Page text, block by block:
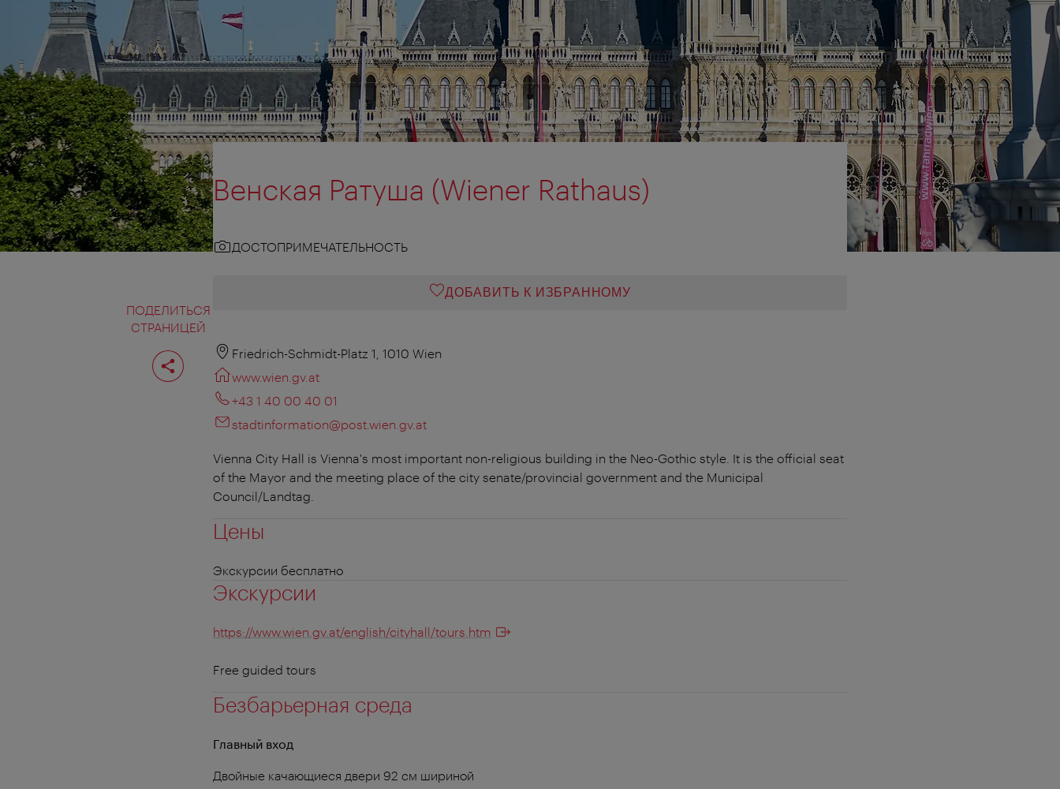
ПОДЕЛИТЬСЯ
СТРАНИЦЕЙ
Поделиться
страницей
Венская Ратуша (Wiener Rathaus)
ДОСТОПРИМЕЧАТЕЛЬНОСТЬ
ДОБАВИТЬ К ИЗБРАННОМУ
Friedrich-Schmidt-Platz 1, 1010 Wien
www.wien.gv.at
+43 1 40 00 40 01
stadtinformation@post.wien.gv.at
Vienna City Hall is Vienna's most important non-religious building in the Neo-Gothic style. It is the official seat
of the Mayor and the meeting place of the city senate/provincial government and the Municipal
Council/Landtag.
Цены
Экскурсии бесплатно
Экскурсии
https://www.wien.gv.at/english/cityhall/tours.htm
Free guided tours
Безбарьерная среда
Главный вход
Двойные качающиеся двери 92 см шириной